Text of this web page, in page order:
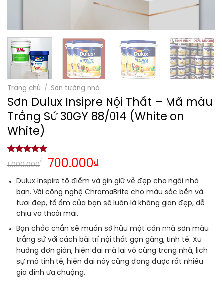
Trang chủ / Sơn tường nhà
Sơn Dulux Insipre Nội Thất – Mã màu
Trắng Sứ 30GY 88/014 (White on
White)
5.00 trên 5
dựa trên
1
đánh giá
1.000.000
₫ 700.000₫
Dulux Inspire tô điểm và gìn giữ vẻ đẹp cho ngôi nhà
bạn. Với công nghệ ChromaBrite cho màu sắc bền và
tươi đẹp, tổ ấm của bạn sẽ luôn là không gian đẹp, dễ
chịu và thoải mái.
Bạn chắc chắn sẽ muốn sở hữu một căn nhà sơn màu
trắng sứ với cách bài trí nội thất gọn gàng, tinh tế. Xu
hướng đơn giản, hiện đại mà lại vô cùng trang nhã, lịch
sự mà tinh tế, hiện đại này cũng đang được rất nhiều
gia đình ưa chuộng.